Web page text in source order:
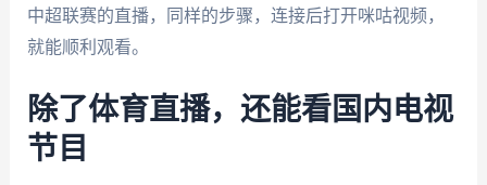
中超联赛的直播，同样的步骤，连接后打开咪咕视频，
就能顺利观看。
除了体育直播，还能看国内电视
节目